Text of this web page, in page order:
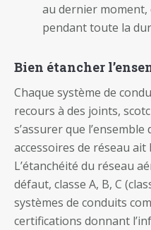
au dernier moment,
pendant toute la
Bien étancher
Chaque système de
recours à des joints,
s’assurer que
accessoires de réseau ait
L’étanchéité du réseau
défaut, classe A, B, C
systèmes de conduits
certifications donnant